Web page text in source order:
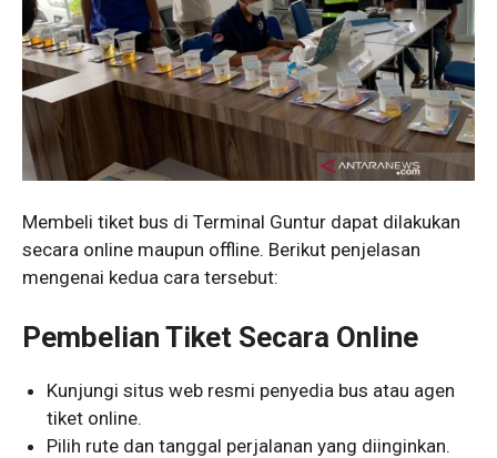
Membeli tiket bus di Terminal Guntur dapat dilakukan
secara online maupun offline. Berikut penjelasan
mengenai kedua cara tersebut:
Pembelian Tiket Secara Online
Kunjungi situs web resmi penyedia bus atau agen
tiket online.
Pilih rute dan tanggal perjalanan yang diinginkan.